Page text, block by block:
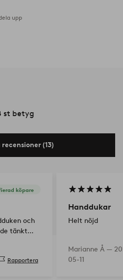
upp
st betyg
(13)
köpare
och
tänkt
Rapportera
Handdukar
Helt nöjd
Marianne Å —
05-11